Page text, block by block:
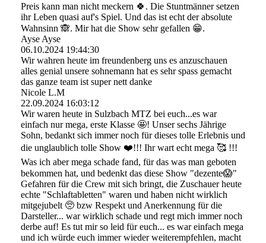
Preis kann man nicht meckern 🍀. Die Stuntmänner setzen
ihr Leben quasi auf's Spiel. Und das ist echt der absolute
Wahnsinn 🙈. Mir hat die Show sehr gefallen 😁.
Ayse Ayse
06.10.2024 19:44:30
Wir wahren heute im freundenberg uns es anzuschauen
alles genial unsere sohnemann hat es sehr spass gemacht
das ganze team ist super nett danke
Nicole L.M
22.09.2024 16:03:12
Wir waren heute in Sulzbach MTZ bei euch...es war
einfach nur mega, erste Klasse 🤩! Unser sechs Jährige
Sohn, bedankt sich immer noch für dieses tolle Erlebnis und
die unglaublich tolle Show ❤️!!! Ihr wart echt mega 🥰 !!!
Was ich aber mega schade fand, für das was man geboten
bekommen hat, und bedenkt das diese Show "dezente😱"
Gefahren für die Crew mit sich bringt, die Zuschauer heute
echte "Schlaftabletten" waren und haben nicht wirklich
mitgejubelt 🥺 bzw Respekt und Anerkennung für die
Darsteller... war wirklich schade und regt mich immer noch
derbe auf! Es tut mir so leid für euch... es war einfach mega
und ich würde euch immer wieder weiterempfehlen, macht